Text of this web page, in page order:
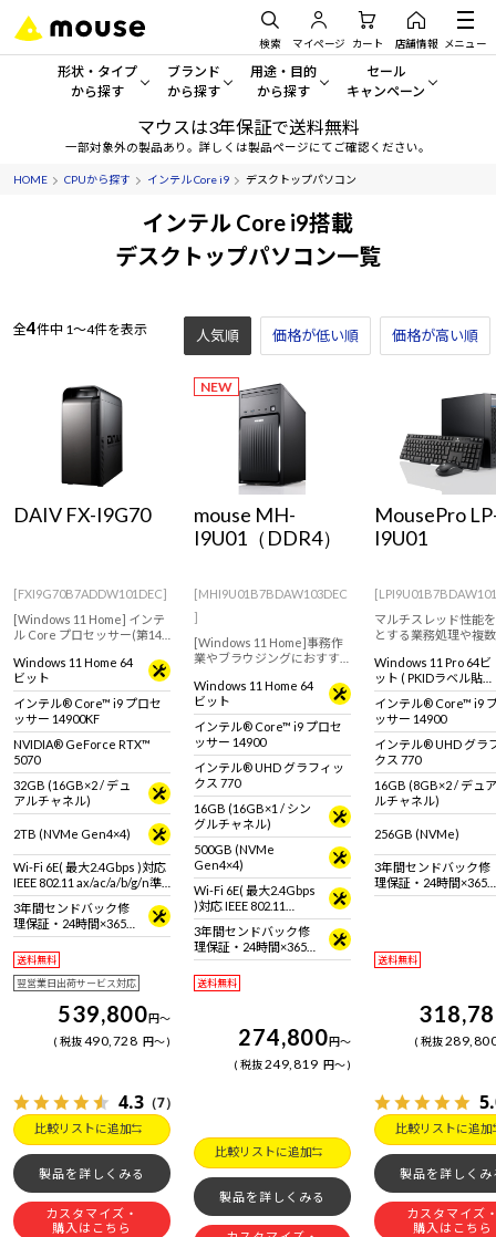
検索 マイページ カート 店舗情報 メニュー
形状・タイプ
から探す
形状・タイプから探す をすべてみる
デスクトップPC
ワークステーション
ディスプレイ
Windows 11|Copilot+ PC
ブランド
から探す
mouse
G TUNE
MousePro
iiyama
用途・目的
から探す
一般向けパソコン
ゲーミングPC・ゲーム向けパソコン
クリエイティブ向け
学習向けパソコン
スペック/パーツ別
Windows 11 Copilot+ PC
セール
キャンペーン
セール・キャンペー
期間限定セール
アウトレットパソコン
おすすめ目玉パソコン
今イチオシのパソコンをピ
Copilot+ PC
マウスは3年保証で送料無料
一部対象外の製品あり。詳しくは製品ページにてご確認ください。
HOME CPUから探す インテル Core i9 デスクトップパソコン
インテル Core i9搭載
デスクトップパソコン一覧
全4件中 1～4件を表示 人気順 価格が低い順 価格が高い順
DAIV FX-I9G70
[FXI9G70B7ADDW101DEC]
[Windows 11 Home] インテ
ル Core プロセッサー(第14
エイター向けフルタワーパ
ソコン。CG制作や動画編集
におすすめ
Windows 11 Home 64
ビット
インテル® Core™ i9 プロセ
ッサー 14900KF
NVIDIA® GeForce RTX™
5070
32GB (16GB×2 / デュ
アルチャネル)
2TB (NVMe Gen4×4)
Wi-Fi 6E( 最大2.4Gbps )対応
IEEE 802.11 ax/ac/a/b/g/n準
拠 ＋ Bluetooth 5内蔵
3年間センドバック修
理保証・24時間×365
日電話サポート
送料無料
翌営業日出荷サービス対応
539,800円～
税抜490,728 円～
4.3 （7）
比較リストに追加
製品を詳しくみる
カスタマイズ・
購入はこちら
NEW
mouse MH-
I9U01（DDR4）
[MHI9U01B7BDAW103DEC
]
[Windows 11 Home]事務作
業やブラウジングにおすす
ップパソコン。【キーボー
ド・マウス標準付属】
Windows 11 Home 64
ビット
インテル® Core™ i9 プロセ
ッサー 14900
インテル® UHD グラフィッ
クス 770
16GB (16GB×1 / シン
グルチャネル)
500GB (NVMe
Gen4×4)
Wi-Fi 6E( 最大2.4Gbps
)対応 IEEE 802.11
ax/ac/a/b/g/n準拠 ＋
Bluetooth 5内蔵
3年間センドバック修
理保証・24時間×365
日電話サポート
送料無料
274,800円～
税抜249,819 円～
比較リストに追加
製品を詳しくみる
MousePro
I9U01
マルチスレッド性能
とする業務処理や複
能。
Windows 11 Pro 64ビ
ット ( PKIDラベル貼付
対応 )
インテル® Core™ i9
ッサー 14900
インテル® UHD グラ
クス 770
16GB (8GB×2 / デュア
ルチャネル)
256GB (NVMe)
3年間センドバック修
理保証・24時間×365
日電話サポート
送料無料
税抜
比較リストに追加
製品を詳しくみ
カスタマイズ
購入はこちら